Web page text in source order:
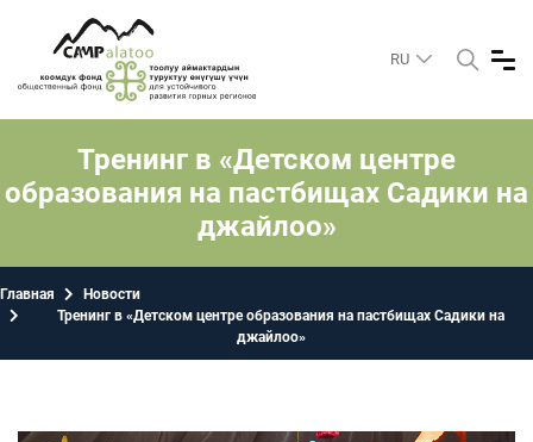
RU
Тренинг в «Детском центре
образования на пастбищах Садики на
джайлоо»
Главная
Новости
Тренинг в «Детском центре образования на пастбищах Садики на
джайлоо»